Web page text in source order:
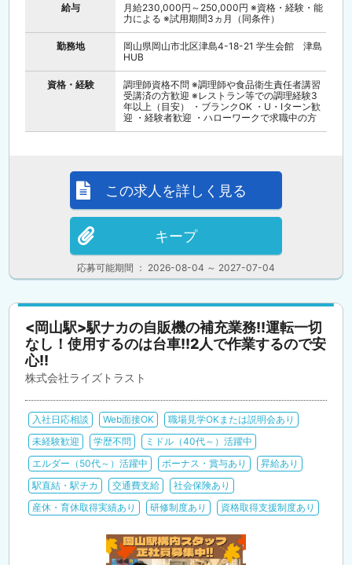
給与
月給230,000円～250,000円 ※資格・経験・能
力による ※試用期間3ヵ月（同条件）
勤務地
岡山県岡山市北区津島4-18-21 学生会館 津島
HUB
資格・経験
調理師資格不問 ※調理師や食品衛生責任者講習
受講済の方歓迎 ※レストラン等での調理経験3
年以上（目安） ・ブランクOK ・U・Iターン歓
迎 ・経験者歓迎 ・ハローワークで求職中の方
応募可能期間 ： 2026-08-04 ～ 2027-07-04
この求人を詳しく見る
キープ
<岡山駅>駅ナカの自販機の補充業務!!運転一切
なし！使用するのは台車!!2人で作業するので安
心!!
株式会社ライズトラスト
入社日応相談 Web面接OK
職場見学OKまたは説明会あり
未経験歓迎
学歴不問
ミドル（40代～）活躍中
エルダー（50代～）活躍中
ボーナス・賞与あり
昇給あり
駅直結・駅チカ
交通費支給
社会保険あり
産休・育休取得実績あり
研修制度あり 資格取得支援制度あり